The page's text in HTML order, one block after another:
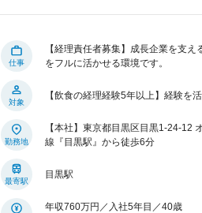
仕事
【経理責任者募集】成長企業を支
をフルに活かせる環境です。
対象
【飲食の経理経験5年以上】経験を
勤務地
【本社】東京都目黒区目黒1-24-12
線『目黒駅』から徒歩6分
最寄駅
目黒駅
年収760万円／入社5年目／40歳